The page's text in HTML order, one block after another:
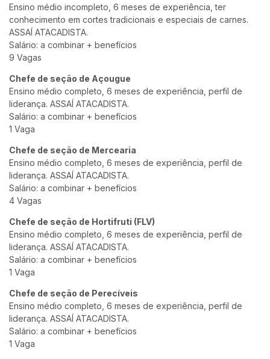
Ensino médio incompleto, 6 meses de experiência, ter
conhecimento em cortes tradicionais e especiais de carnes.
ASSAÍ ATACADISTA.
Salário: a combinar + benefícios
9 Vagas
Chefe de seção de Açougue
Ensino médio completo, 6 meses de experiência, perfil de
liderança. ASSAÍ ATACADISTA.
Salário: a combinar + benefícios
1 Vaga
Chefe de seção de Mercearia
Ensino médio completo, 6 meses de experiência, perfil de
liderança. ASSAÍ ATACADISTA.
Salário: a combinar + benefícios
4 Vagas
Chefe de seção de Hortifruti (FLV)
Ensino médio completo, 6 meses de experiência, perfil de
liderança. ASSAÍ ATACADISTA.
Salário: a combinar + benefícios
1 Vaga
Chefe de seção de Perecíveis
Ensino médio completo, 6 meses de experiência, perfil de
liderança. ASSAÍ ATACADISTA.
Salário: a combinar + benefícios
1 Vaga